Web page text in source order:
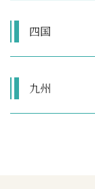
四国
九州